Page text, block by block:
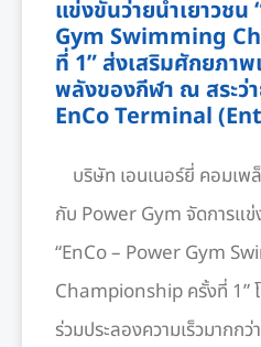
แข่งขันว่ายน้ำเยาวชน
Gym Swimming
ที่ 1” ส่งเสริมศักยภา
พลังของกีฬา ณ สระว่
EnCo Terminal
บริษัท เอนเนอร์ยี่ คอมเพ
กับ Power Gym จัดการแข่
“EnCo – Power Gym
Championship ครั้งที่ 1”
ร่วมประลองความเร็วมากก